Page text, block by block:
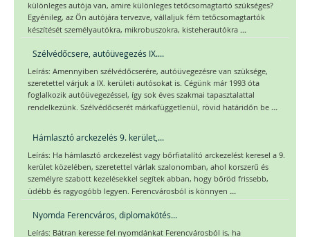
különleges autója van, amire különleges tetőcsomagtartó szükséges?
Egyénileg, az Ön autójára tervezve, vállaljuk fém tetőcsomagtartók
készítését személyautókra, mikrobuszokra, kisteherautókra ...
Szélvédőcsere, autóüvegezés IX....
Leírás: Amennyiben szélvédőcserére, autóüvegezésre van szüksége,
szeretettel várjuk a IX. kerületi autósokat is. Cégünk már 1993 óta
foglalkozik autóüvegezéssel, így sok éves szakmai tapasztalattal
rendelkezünk. Szélvédőcserét márkafüggetlenül, rövid határidőn be ...
Hámlasztó arckezelés 9. kerület,...
Leírás: Ha hámlasztó arckezelést vagy bőrfiatalító arckezelést keresel a 9.
kerület közelében, szeretettel várlak szalonomban, ahol korszerű és
személyre szabott kezelésekkel segítek abban, hogy bőröd frissebb,
üdébb és ragyogóbb legyen. Ferencvárosból is könnyen ...
Nyomda Ferencváros, diplomakötés...
Leírás: Bátran keresse fel nyomdánkat Ferencvárosból is, ha